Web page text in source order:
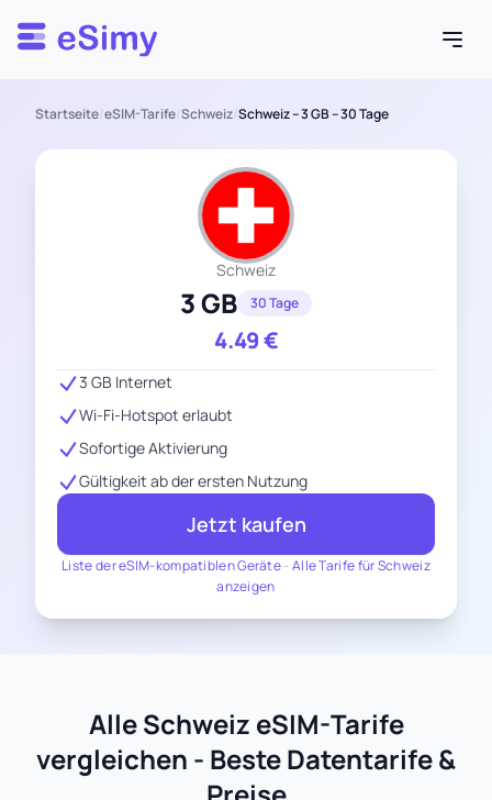
Esimy
Startseite/eSIM-Tarife/Schweiz/Schweiz – 3 GB – 30 Tage
Schweiz
3 GB 30 Tage
4.49€
Liste der eSIM-kompatiblen Geräte- Alle Tarife für Schweiz
anzeigen
3 GB Internet
Wi-Fi-Hotspot erlaubt
Sofortige Aktivierung
Gültigkeit ab der ersten Nutzung
Jetzt kaufen
Alle Schweiz eSIM-Tarife
vergleichen - Beste Datentarife &